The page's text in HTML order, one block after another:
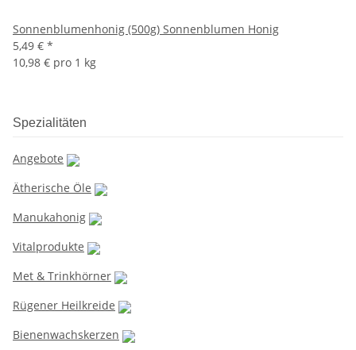
Sonnenblumenhonig (500g) Sonnenblumen Honig
5,49 € *
10,98 € pro 1 kg
Spezialitäten
Angebote
Ätherische Öle
Manukahonig
Vitalprodukte
Met & Trinkhörner
Rügener Heilkreide
Bienenwachskerzen